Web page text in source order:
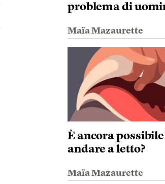
problema di
Maïa Mazaurette
È ancora
andare a letto?
Maïa Mazaurette